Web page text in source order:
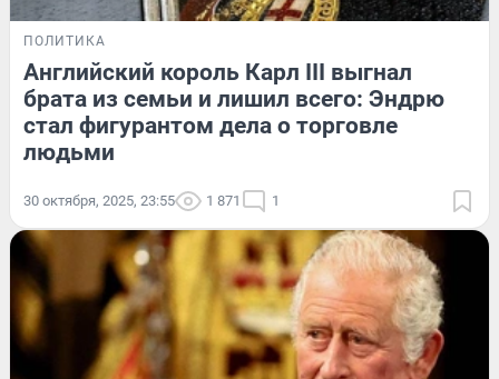
ПОЛИТИКА
Английский король Карл III выгнал
брата из семьи и лишил всего: Эндрю
стал фигурантом дела о торговле
людьми
30 октября, 2025, 23:55 1 871 1